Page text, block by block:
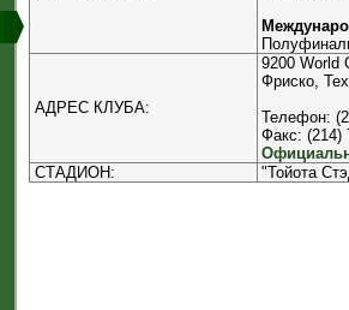
АДРЕС КЛУБА:
9200 World
Фриско,
Телефон:
Факс: (214)
СТАДИОН:
"Тойота